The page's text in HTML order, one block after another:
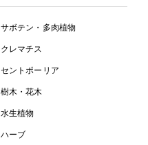
サボテン・多肉植物
クレマチス
セントポーリア
樹木・花木
水生植物
ハーブ